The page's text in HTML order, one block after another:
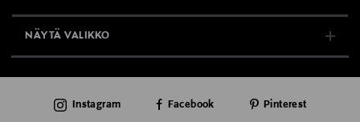
NÄYTÄ VALIKKO
AJANKOHTAISTA
Instagram Facebook Pinterest